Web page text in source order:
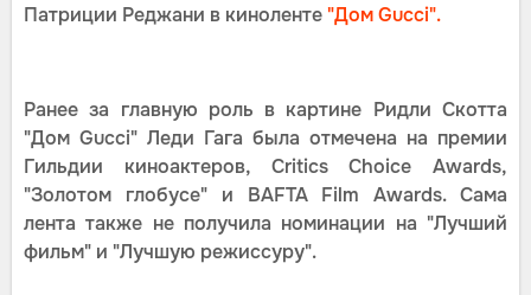
Патриции Реджани в киноленте"Дом Gucci".
Ранее за главную роль в картине Ридли Скотта
"Дом Gucci" Леди Гага была отмечена на премии
Гильдии киноактеров, Critics Choice Awards,
"Золотом глобусе" и BAFTA Film Awards. Сама
лента также не получила номинации на "Лучший
фильм" и "Лучшую режиссуру".